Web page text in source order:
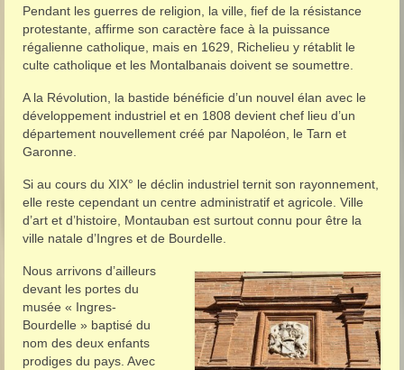
Pendant les guerres de religion, la ville, fief de la résistance
protestante, affirme son caractère face à la puissance
régalienne catholique, mais en 1629, Richelieu y rétablit le
culte catholique et les Montalbanais doivent se soumettre.
A la Révolution, la bastide bénéficie d’un nouvel élan avec le
développement industriel et en 1808 devient chef lieu d’un
département nouvellement créé par Napoléon, le Tarn et
Garonne.
Si au cours du XIX° le déclin industriel ternit son rayonnement,
elle reste cependant un centre administratif et agricole. Ville
d’art et d’histoire, Montauban est surtout connu pour être la
ville natale d’Ingres et de Bourdelle.
Nous arrivons d’ailleurs
devant les portes du
musée « Ingres-
Bourdelle » baptisé du
nom des deux enfants
prodiges du pays. Avec